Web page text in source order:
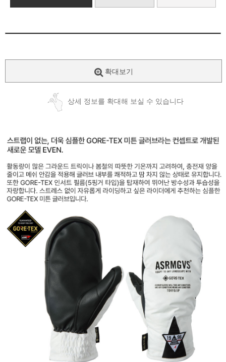
확대보기
상세 정보를 확대해 보실 수 있습니다